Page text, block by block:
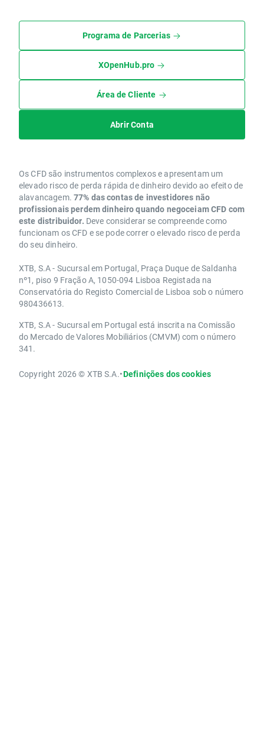
Programa de Parcerias
XOpenHub.pro
Área de Cliente
Abrir Conta
Os CFD são instrumentos complexos e apresentam um
elevado risco de perda rápida de dinheiro devido ao efeito de
alavancagem. 77% das contas de investidores não
profissionais perdem dinheiro quando negoceiam CFD com
este distribuidor. Deve considerar se compreende como
funcionam os CFD e se pode correr o elevado risco de perda
do seu dinheiro.
XTB, S.A - Sucursal em Portugal, Praça Duque de Saldanha
nº1, piso 9 Fração A, 1050-094 Lisboa Registada na
Conservatória do Registo Comercial de Lisboa sob o número
980436613.
XTB, S.A - Sucursal em Portugal está inscrita na Comissão
do Mercado de Valores Mobiliários (CMVM) com o número
341.
Copyright 2026 © XTB S.A.•Definições dos cookies